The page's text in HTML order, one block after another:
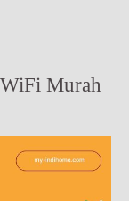
Murah